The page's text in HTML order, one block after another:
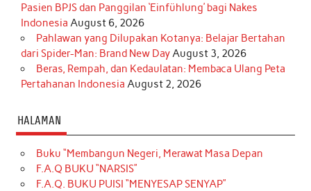
Pasien BPJS dan Panggilan ‘Einfühlung’ bagi Nakes
Indonesia August 6, 2026
Pahlawan yang Dilupakan Kotanya: Belajar Bertahan
dari Spider-Man: Brand New DayAugust 3, 2026
Beras, Rempah, dan Kedaulatan: Membaca Ulang Peta
Pertahanan Indonesia August 2, 2026
HALAMAN
Buku “Membangun Negeri, Merawat Masa Depan
F.A.Q BUKU “NARSIS”
F.A.Q. BUKU PUISI “MENYESAP SENYAP”